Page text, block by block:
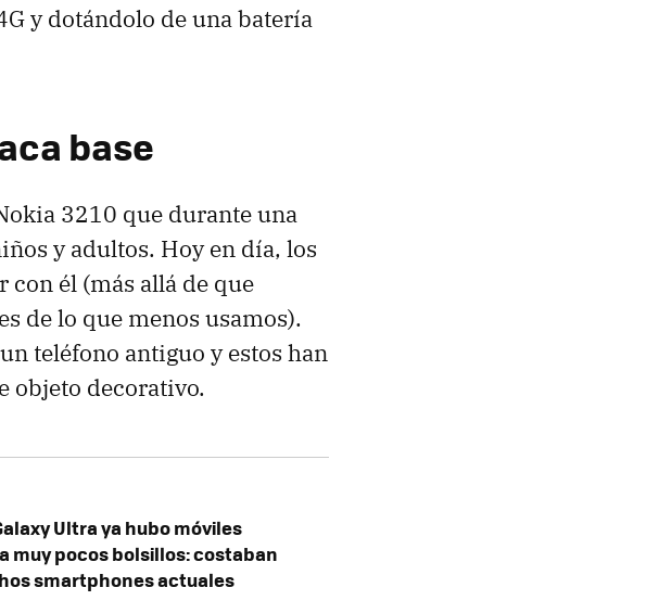
y dotándolo de una batería
base
3210 que durante una
y adultos. Hoy en día, los
con él (más allá de que
de lo que menos usamos).
teléfono antiguo y estos han
objeto decorativo.
Ultra ya hubo móviles
muy pocos bolsillos: costaban
smartphones actuales